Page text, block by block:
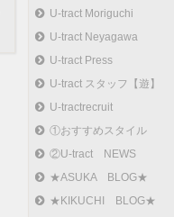
U-tract Moriguchi
U-tract Neyagawa
U-tract Press
U-tract スタッフ【遊】
U-tractrecruit
①おすすめスタイル
②U-tract NEWS
★ASUKA BLOG★
★KIKUCHI BLOG★